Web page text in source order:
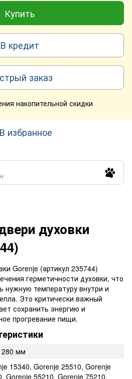
Купить
В кредит
заказ
накопительной скидки
В избранное
духовки
Gorenje (артикул 235744)
герметичности духовки, что
нужную температуру внутри и
Это критически важный
сохранить энергию и
прогревание пищи.
280 мм
15340, Gorenje 25510, Gorenje
Gorenje 55210, Gorenje 75210,